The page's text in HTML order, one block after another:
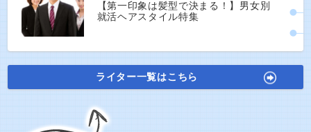
【第一印象は髪型で決まる！】男女別
就活ヘアスタイル特集
ライター一覧はこちら